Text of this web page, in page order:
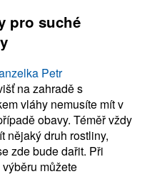
pro suché
Petr
na zahradě s
vláhy nemusíte mít v
obavy. Téměř vždy
nějaký druh rostliny,
zde bude dařit. Při
můžete